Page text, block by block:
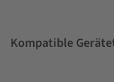
Kompatible